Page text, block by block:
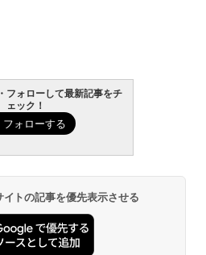
フォローして最新記事をチ
ェック！
トの記事を優先表示させる